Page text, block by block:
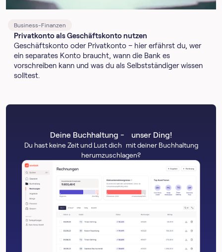
Business-Finanzen
Privatkonto als Geschäftskonto nutzen
Geschäftskonto oder Privatkonto – hier erfährst du, wer
ein separates Konto braucht, wann die Bank es
vorschreiben kann und was du als Selbstständiger wissen
solltest.
Deine Buchhaltung - unser Ding!
Du hast keine Zeit und Lust dich mit deiner Buchhaltung
herumzuschlagen?